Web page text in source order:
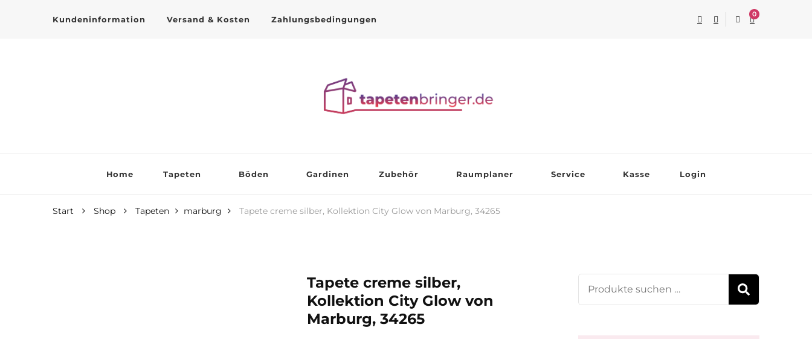
Kundeninformation Versand & Kosten Zahlungsbedingungen
0
Home Tapeten Böden Gardinen Zubehör Raumplaner Service Kasse Login
Start Shop Tapeten marburg Tapete creme silber, Kollektion City Glow von Marburg, 34265
Tapete creme silber,
Kollektion City Glow von
Marburg, 34265
Suchen
nach: